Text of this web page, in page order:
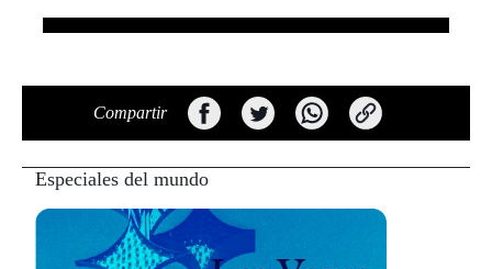
Compartir
Especiales del mundo